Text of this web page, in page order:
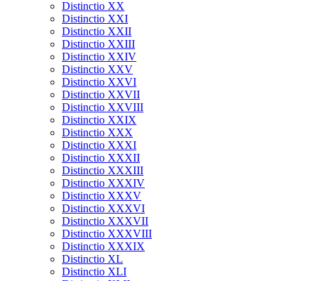
Distinctio XX
Distinctio XXI
Distinctio XXII
Distinctio XXIII
Distinctio XXIV
Distinctio XXV
Distinctio XXVI
Distinctio XXVII
Distinctio XXVIII
Distinctio XXIX
Distinctio XXX
Distinctio XXXI
Distinctio XXXII
Distinctio XXXIII
Distinctio XXXIV
Distinctio XXXV
Distinctio XXXVI
Distinctio XXXVII
Distinctio XXXVIII
Distinctio XXXIX
Distinctio XL
Distinctio XLI